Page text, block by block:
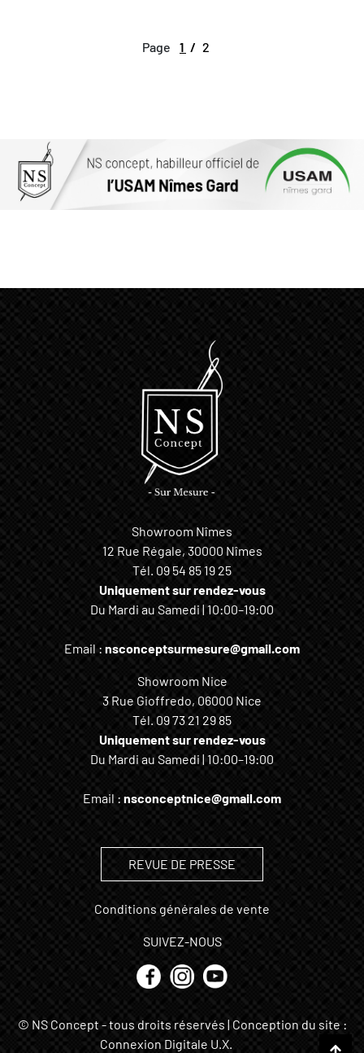
Page 1 2
Showroom Nîmes
12 Rue Régale, 30000 Nîmes
Tél. 09 54 85 19 25
Uniquement sur rendez-vous
Du Mardi au Samedi | 10:00–19:00
Email : nsconceptsurmesure@gmail.com
Showroom Nice
3 Rue Gioffredo, 06000 Nice
Tél. 09 73 21 29 85
Uniquement sur rendez-vous
Du Mardi au Samedi | 10:00–19:00
Email : nsconceptnice@gmail.com
REVUE DE PRESSE
Conditions générales de vente
SUIVEZ-NOUS
© NS Concept - tous droits réservés | Conception du site :
Connexion Digitale U.X.